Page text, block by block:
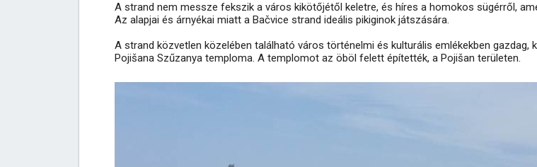
A strand nem messze fekszik a város kikötőjétől keletre, és híres a homokos sügérről,
Az alapjai és árnyékai miatt a Bačvice strand ideális pikiginok játszására.
A strand közvetlen közelében található város történelmi és kulturális emlékekben gazdag,
Pojišana Szűzanya temploma. A templomot az öböl felett építették, a Pojišan területen.